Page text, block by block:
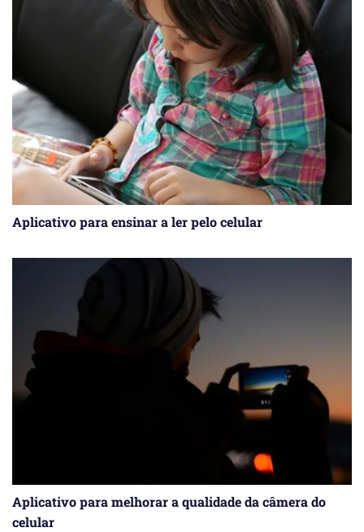
Aplicativo para ensinar a ler pelo celular
Aplicativo para melhorar a qualidade da câmera do
celular